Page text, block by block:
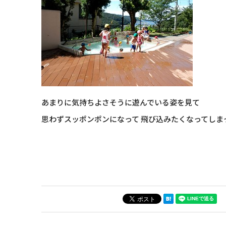
あまりに気持ちよさそうに遊んでいる姿を見て
思わずスッポンポンになって 飛び込みたくなってしま